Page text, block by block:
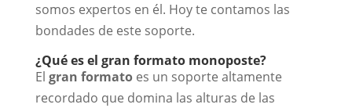
somos expertos en él. Hoy te contamos las
bondades de este soporte.
¿Qué es el gran formato monoposte?
El gran formatoes un soporte altamente
recordado que domina las alturas de las